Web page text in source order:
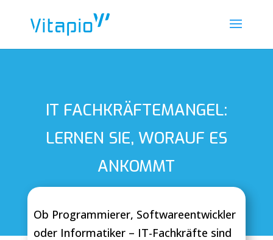
IT FACHKRÄFTEMANGEL:
LERNEN SIE, WORAUF ES
ANKOMMT
Ob Programmierer, Softwareentwickler
oder Informatiker – IT-Fachkräfte sind